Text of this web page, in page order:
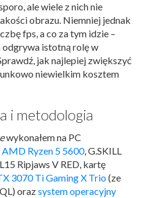
ale wiele z nich nie
obrazu. Niemniej jednak
fps, a co za tym idzie –
istotną rolę w
jak najlepiej zwiększyć
niewielkim kosztem
i metodologia
wykonałem na PC
AMD Ryzen 5 5600, G.SKILL
Ripjaws V RED, kartę
3070 Ti Gaming X Trio(ze
orazsystem operacyjny